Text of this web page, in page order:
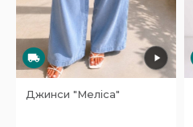
Джинси "Меліса"